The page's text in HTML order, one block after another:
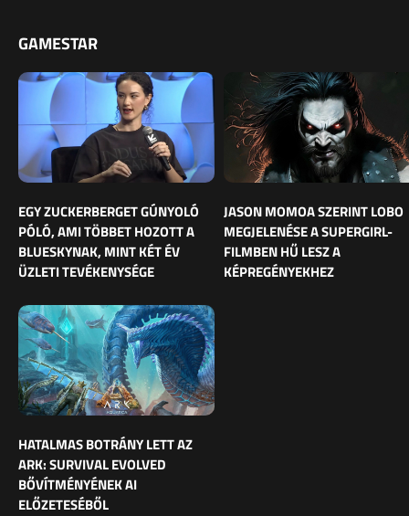
GAMESTAR
EGY ZUCKERBERGET GÚNYOLÓ
PÓLÓ, AMI TÖBBET HOZOTT A
BLUESKYNAK, MINT KÉT ÉV
ÜZLETI TEVÉKENYSÉGE
JASON MOMOA SZERINT LOBO
MEGJELENÉSE A SUPERGIRL-
FILMBEN HŰ LESZ A
KÉPREGÉNYEKHEZ
HATALMAS BOTRÁNY LETT AZ
ARK: SURVIVAL EVOLVED
BŐVÍTMÉNYÉNEK AI
ELŐZETESÉBŐL